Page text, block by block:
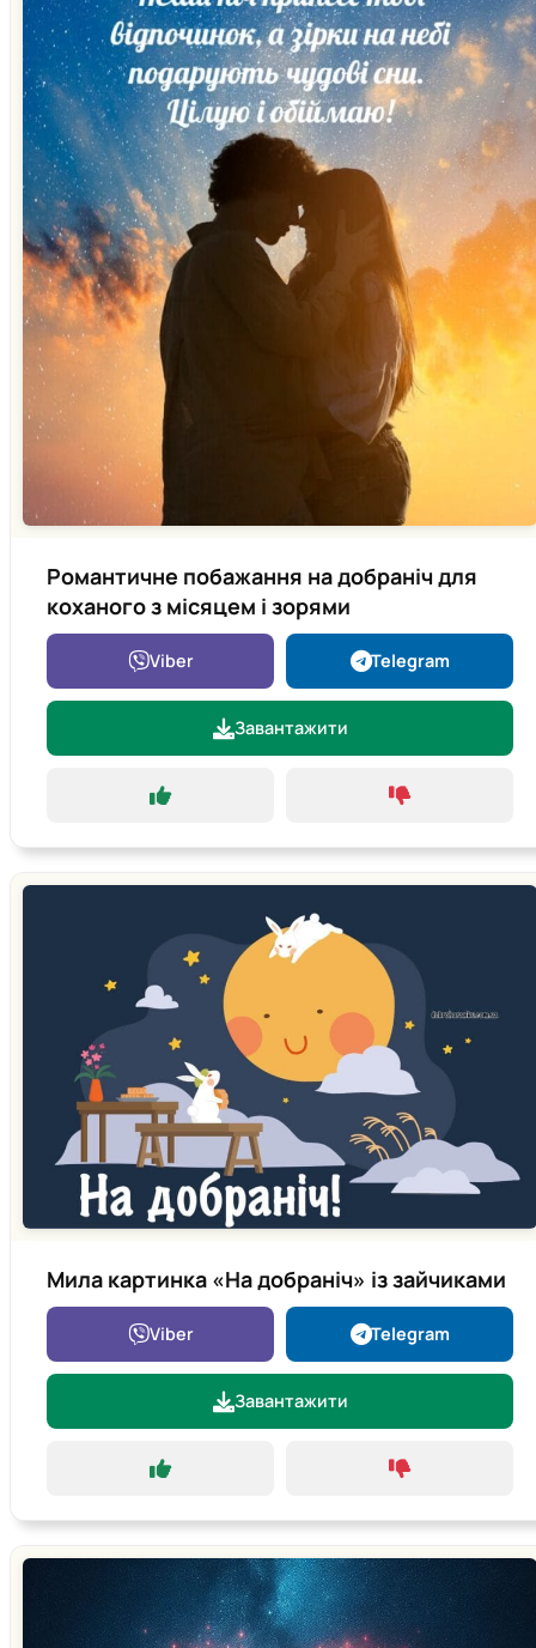
Романтичне побажання на добраніч для
коханого з місяцем і зорями
Viber Telegram
Завантажити
Мила картинка «На добраніч» із зайчиками
Viber Telegram
Завантажити